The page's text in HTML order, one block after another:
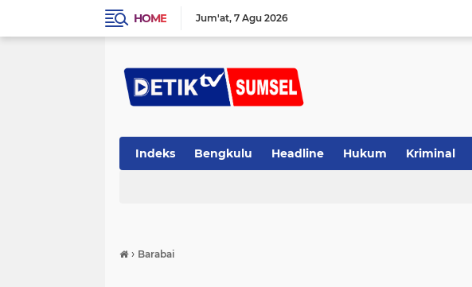
HOME Jum'at 7 Agu 2026
Indeks Bengkulu Headline Hukum Kriminal
› Barabai